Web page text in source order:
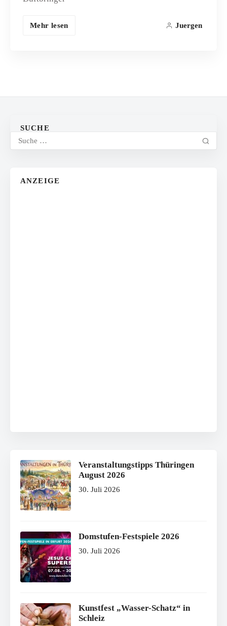
Mehr lesen Juergen
SUCHE
ANZEIGE
Veranstaltungstipps Thüringen
August 2026
30. Juli 2026
Domstufen-Festspiele 2026
30. Juli 2026
Kunstfest „Wasser-Schatz“ in
Schleiz